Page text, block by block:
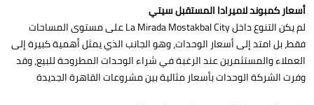
أسعار كمبوند لاميرادا المستقبل سيتي
لم يكن التنوع داخل La Mirada Mostakbal City على مستوى المساحات
فقط، بل امتد إلى أسعار الوحدات، وهو الجانب الذي يمثل أهمية كبيرة إلى
العملاء والمستثمرين عند الرغبة في شراء الوحدات المطروحة للبيع، وقد
وفرت الشركة الوحدات بأسعار مثالية بين مشروعات القاهرة الجديدة